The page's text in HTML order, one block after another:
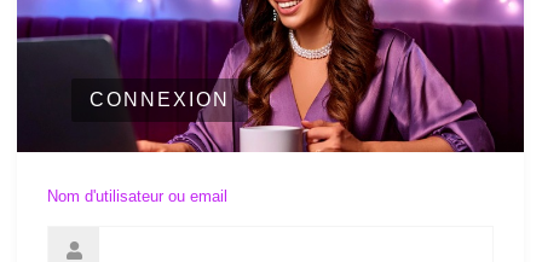
CONNEXION
Nom d'utilisateur ou email